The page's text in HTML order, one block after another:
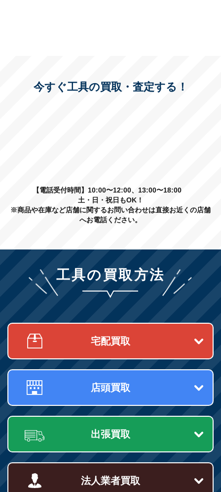
今すぐ工具の買取・査定する！
【電話受付時間】10:00〜12:00、13:00〜18:00
土・日・祝日もOK！
※商品や在庫など店舗に関するお問い合わせは直接お近くの店舗
へお電話ください。
工具の買取方法
宅配買取
店頭買取
出張買取
法人業者買取